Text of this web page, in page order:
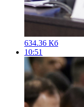
634.36 Кб
10:51